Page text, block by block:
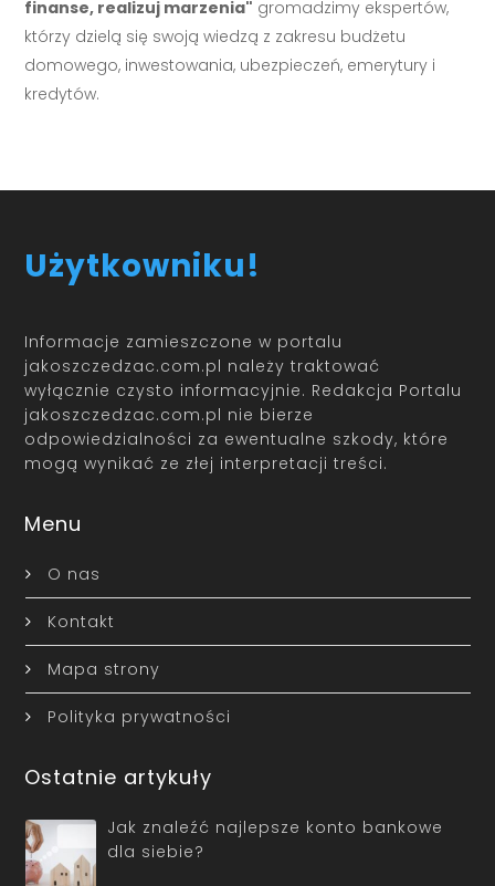
finanse, realizuj marzenia" gromadzimy ekspertów,
którzy dzielą się swoją wiedzą z zakresu budżetu
domowego, inwestowania, ubezpieczeń, emerytury i
kredytów.
Użytkowniku!
Informacje zamieszczone w portalu
jakoszczedzac.com.pl należy traktować
wyłącznie czysto informacyjnie. Redakcja Portalu
jakoszczedzac.com.pl nie bierze
odpowiedzialności za ewentualne szkody, które
mogą wynikać ze złej interpretacji treści.
Menu
O nas
Kontakt
Mapa strony
Polityka prywatności
Ostatnie artykuły
Jak znaleźć najlepsze konto bankowe
dla siebie?